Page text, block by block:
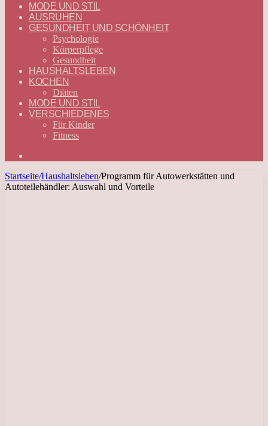
—
DEUTSCH
MODE UND STIL
AUSRUHEN
GESUNDHEIT UND SCHÖNHEIT
Psychologie
Körperpflege
Gesundheit
HAUSHALTSLEBEN
KOCHEN
Diäten
MODE UND STIL
VERSCHIEDENES
Für Kinder
Fitness
Startseite/Haushaltsleben/Programm für Autowerkstätten und
Autoteilehändler: Auswahl und Vorteile